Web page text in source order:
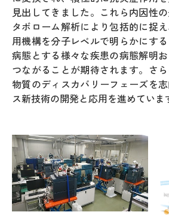
見出してきました。これら内因性
タボローム解析により包括的に捉
用機構を分子レベルで明らかにす
病態とする様々な疾患の病態解明
つながることが期待されます。さ
物質のディスカバリーフェーズを
ス新技術の開発と応用を進めていま